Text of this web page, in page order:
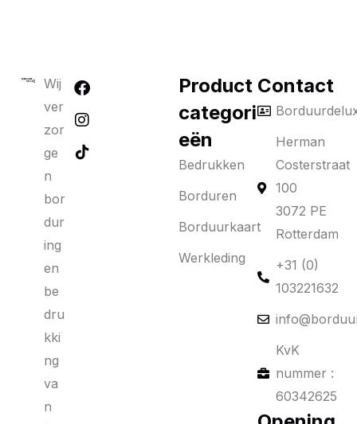
Wij
ver
zor
ge
n
bor
dur
ing
en
be
dru
kki
ng
va
n
Product
categori
eën
Bedrukken
Borduren
Borduurkaart
Werkleding
Contact
Herman
Costerstraat
100
3072 PE
Rotterdam
+31 (0)
103221632
KvK
nummer :
60342625